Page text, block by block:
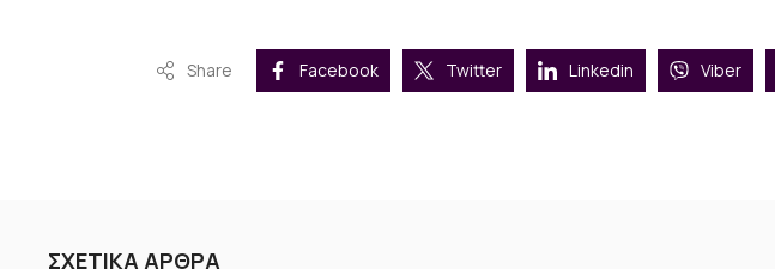
Share Facebook Twitter Linkedin Viber
ΣΧΕΤΙΚΑ ΑΡΘΡΑ